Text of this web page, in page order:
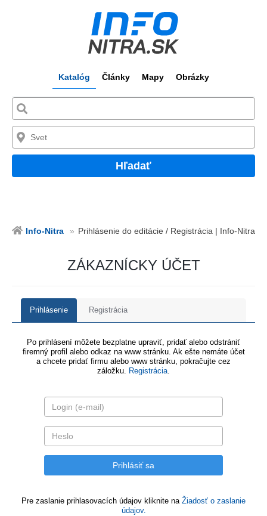
Katalóg Články Mapy Obrázky
Hľadať
Info-Nitra Prihlásenie do editácie / Registrácia | Info-Nitra
ZÁKAZNÍCKY ÚČET
Prihlásenie Registrácia
Po prihlásení môžete bezplatne upraviť, pridať alebo odstrániť
firemný profil alebo odkaz na www stránku. Ak ešte nemáte účet
a chcete pridať firmu alebo www stránku, pokračujte cez
záložku. Registrácia.
Pre zaslanie prihlasovacích údajov kliknite na Žiadosť o zaslanie
údajov.